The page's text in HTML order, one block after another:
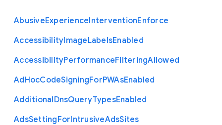
AbusiveExperienceInterventionEnforce
AccessibilityImageLabelsEnabled
AccessibilityPerformanceFilteringAllowed
AdHocCodeSigningForPWAsEnabled
AdditionalDnsQueryTypesEnabled
AdsSettingForIntrusiveAdsSites